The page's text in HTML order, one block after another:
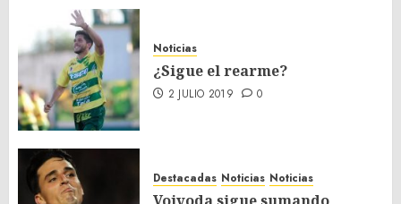
Noticias
¿Sigue el rearme?
2 JULIO 2019 0
Destacadas Noticias Noticias